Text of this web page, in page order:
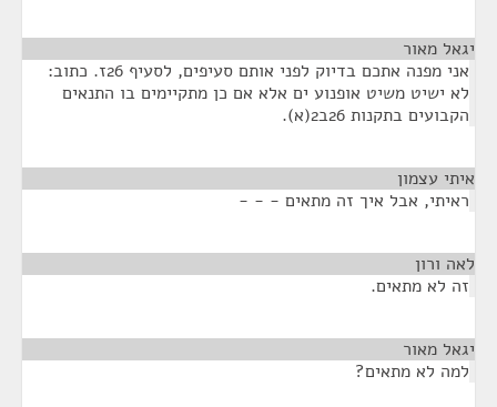
יגאל מאור
אני מפנה אתכם בדיוק לפני אותם סעיפים, לסעיף 26ז. כתוב:
לא ישיט משיט אופנוע ים אלא אם כן מתקיימים בו התנאים
הקבועים בתקנות 26ב2(א).
איתי עצמון
ראיתי, אבל איך זה מתאים - - -
לאה ורון
זה לא מתאים.
יגאל מאור
למה לא מתאים?